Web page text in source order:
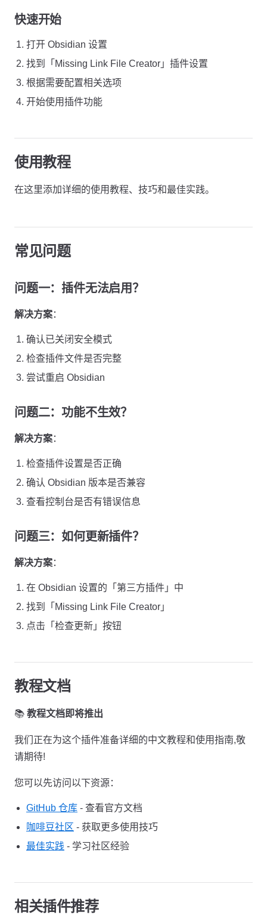
快速开始
打开 Obsidian 设置
找到「Missing Link File Creator」插件设置
根据需要配置相关选项
开始使用插件功能
使用教程
在这里添加详细的使用教程、技巧和最佳实践。
常见问题
问题一：插件无法启用？
解决方案：
确认已关闭安全模式
检查插件文件是否完整
尝试重启 Obsidian
问题二：功能不生效？
解决方案：
检查插件设置是否正确
确认 Obsidian 版本是否兼容
查看控制台是否有错误信息
问题三：如何更新插件？
解决方案：
在 Obsidian 设置的「第三方插件」中
找到「Missing Link File Creator」
点击「检查更新」按钮
教程文档
📚 教程文档即将推出
我们正在为这个插件准备详细的中文教程和使用指南,敬
请期待!
您可以先访问以下资源：
GitHub 仓库 - 查看官方文档
咖啡豆社区 - 获取更多使用技巧
最佳实践 - 学习社区经验
相关插件推荐